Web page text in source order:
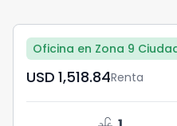
Oficina en Zona 9
USD	1,518.84Renta